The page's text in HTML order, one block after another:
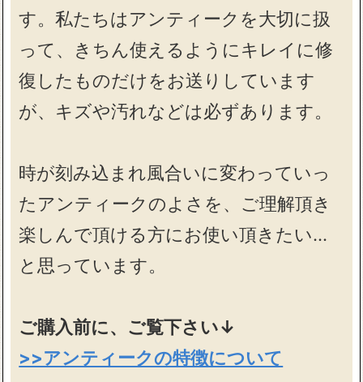
す。私たちはアンティークを大切に扱
って、きちん使えるようにキレイに修
復したものだけをお送りしています
が、キズや汚れなどは必ずあります。
時が刻み込まれ風合いに変わっていっ
たアンティークのよさを、ご理解頂き
楽しんで頂ける方にお使い頂きたい…
と思っています。
ご購入前に、ご覧下さい↓
>>アンティークの特徴について